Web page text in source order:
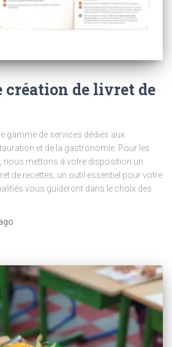
création de livret de
gamme de services dédiés aux
et de la gastronomie. Pour les
nous mettons à votre disposition un
de recettes, un outil essentiel pour votre
vous guideront dans le choix des